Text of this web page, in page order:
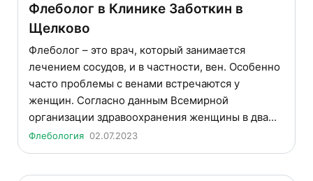
Флеболог в Клинике Заботкин в
Щелково
Флеболог – это врач, который занимается
лечением сосудов, и в частности, вен. Особенно
часто проблемы с венами встречаются у
женщин. Согласно данным Всемирной
организации здравоохранения женщины в два...
Флебология 02.07.2023